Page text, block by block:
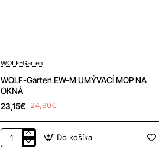
-7%
WOLF-Garten
WOLF-Garten EW-M UMÝVACÍ MOP NA
OKNÁ
23,15€ 24,90€
WOLF-
Do košíka